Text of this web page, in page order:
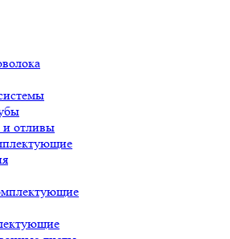
и отливы